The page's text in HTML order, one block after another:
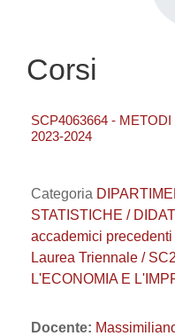
Corsi
SCP4063664 -
2023-2024
Categoria
STATISTICHE /
accademici
Laurea Triennale /
L'ECONOMIA E
Docente: